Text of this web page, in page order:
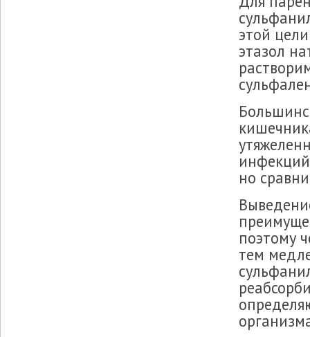
этой
этазол
но
поэтому
тем